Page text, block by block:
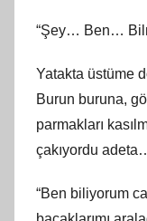
“Şey… Ben…
Yatakta üstüme
Burun buruna,
parmakları
çakıyordu
“Ben biliyorum